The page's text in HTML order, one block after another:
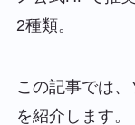
2種類。
この記事では
を紹介します。